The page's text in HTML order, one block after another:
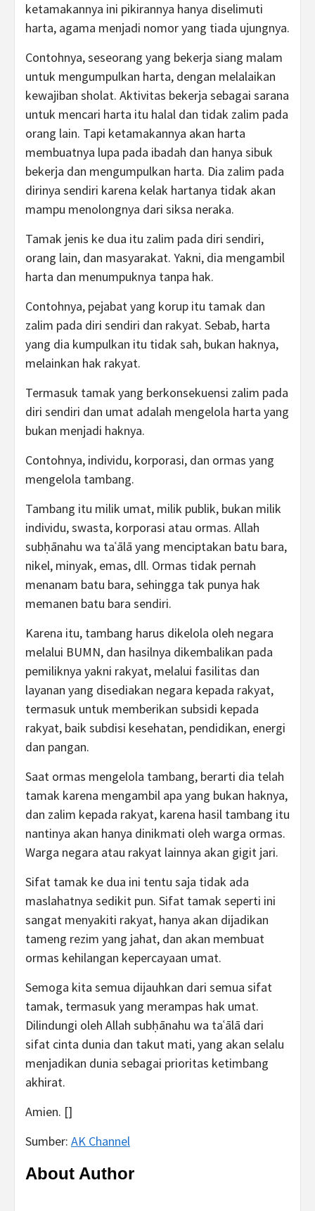
ketamakannya ini pikirannya hanya diselimuti
harta, agama menjadi nomor yang tiada ujungnya.
Contohnya, seseorang yang bekerja siang malam
untuk mengumpulkan harta, dengan melalaikan
kewajiban sholat. Aktivitas bekerja sebagai sarana
untuk mencari harta itu halal dan tidak zalim pada
orang lain. Tapi ketamakannya akan harta
membuatnya lupa pada ibadah dan hanya sibuk
bekerja dan mengumpulkan harta. Dia zalim pada
dirinya sendiri karena kelak hartanya tidak akan
mampu menolongnya dari siksa neraka.
Tamak jenis ke dua itu zalim pada diri sendiri,
orang lain, dan masyarakat. Yakni, dia mengambil
harta dan menumpuknya tanpa hak.
Contohnya, pejabat yang korup itu tamak dan
zalim pada diri sendiri dan rakyat. Sebab, harta
yang dia kumpulkan itu tidak sah, bukan haknya,
melainkan hak rakyat.
Termasuk tamak yang berkonsekuensi zalim pada
diri sendiri dan umat adalah mengelola harta yang
bukan menjadi haknya.
Contohnya, individu, korporasi, dan ormas yang
mengelola tambang.
Tambang itu milik umat, milik publik, bukan milik
individu, swasta, korporasi atau ormas. Allah
subḥānahu wa taʿālā yang menciptakan batu bara,
nikel, minyak, emas, dll. Ormas tidak pernah
menanam batu bara, sehingga tak punya hak
memanen batu bara sendiri.
Karena itu, tambang harus dikelola oleh negara
melalui BUMN, dan hasilnya dikembalikan pada
pemiliknya yakni rakyat, melalui fasilitas dan
layanan yang disediakan negara kepada rakyat,
termasuk untuk memberikan subsidi kepada
rakyat, baik subdisi kesehatan, pendidikan, energi
dan pangan.
Saat ormas mengelola tambang, berarti dia telah
tamak karena mengambil apa yang bukan haknya,
dan zalim kepada rakyat, karena hasil tambang itu
nantinya akan hanya dinikmati oleh warga ormas.
Warga negara atau rakyat lainnya akan gigit jari.
Sifat tamak ke dua ini tentu saja tidak ada
maslahatnya sedikit pun. Sifat tamak seperti ini
sangat menyakiti rakyat, hanya akan dijadikan
tameng rezim yang jahat, dan akan membuat
ormas kehilangan kepercayaan umat.
Semoga kita semua dijauhkan dari semua sifat
tamak, termasuk yang merampas hak umat.
Dilindungi oleh Allah subḥānahu wa taʿālā dari
sifat cinta dunia dan takut mati, yang akan selalu
menjadikan dunia sebagai prioritas ketimbang
akhirat.
Amien. []
Sumber: AK Channel
About Author